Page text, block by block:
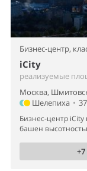
Бизнес-центр,
iCity
реализуемые
Москва,
Шелепиха •
Бизнес-центр iCity
башен
+7